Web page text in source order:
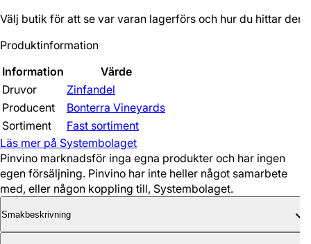
Välj butik för att se var varan lagerförs och hur du hittar den.
Produktinformation
Information
Värde
Druvor
Zinfandel
Producent
Bonterra Vineyards
Sortiment
Fast sortiment
Läs mer på Systembolaget
Pinvino marknadsför inga egna produkter och har ingen
egen försäljning. Pinvino har inte heller något samarbete
med, eller någon koppling till, Systembolaget.
Smakbeskrivning